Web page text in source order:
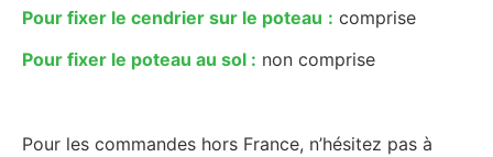
Pour fixer le cendrier sur le poteau : comprise
Pour fixer le poteau au sol : non comprise
Pour les commandes hors France, n’hésitez pas à